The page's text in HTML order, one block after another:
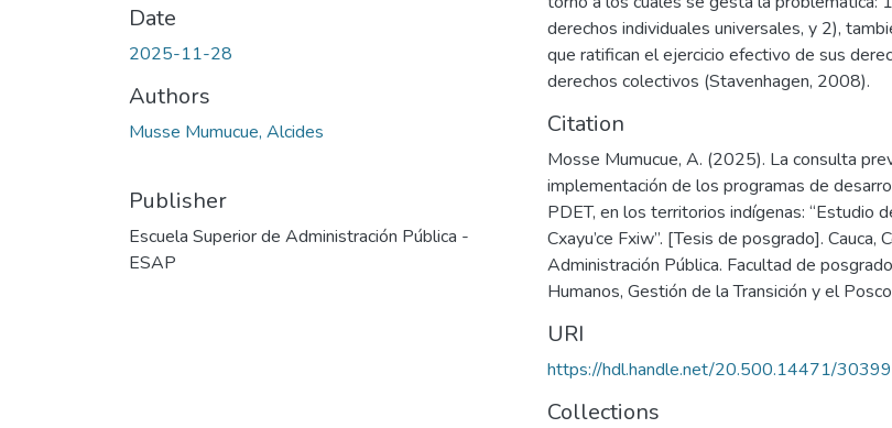
Date
2025-11-28
Authors
Musse Mumucue, Alcides
Publisher
Escuela Superior de Administración Pública -
ESAP
derechos individuales universales, y 2),
que ratifican el ejercicio efectivo de sus
derechos colectivos (Stavenhagen, 2008).
Citation
Mosse Mumucue, A. (2025). La consulta
implementación de los programas de
PDET, en los territorios indígenas: “Estudio
Cxayu’ce Fxiw”. [Tesis de posgrado]. Cauca,
Administración Pública. Facultad de
Humanos, Gestión de la Transición y el
URI
https://hdl.handle.net/20.500.14471/30399
Collections